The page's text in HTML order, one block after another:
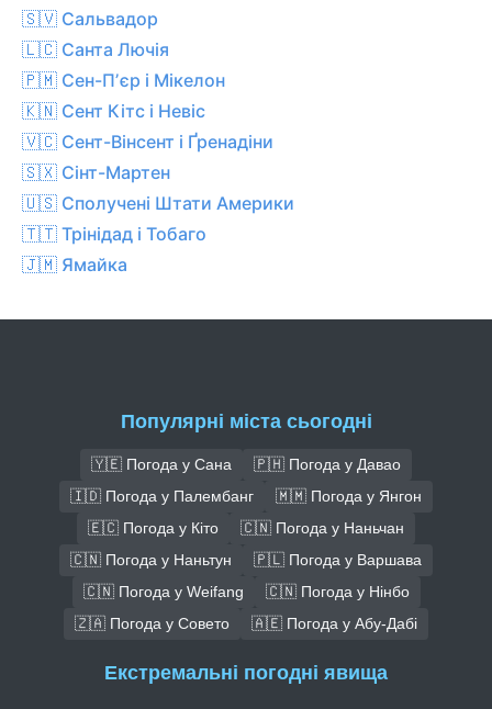
🇸🇻 Сальвадор
🇱🇨 Санта Лючія
🇵🇲 Сен-Пʼєр і Мікелон
🇰🇳 Сент Кітс і Невіс
🇻🇨 Сент-Вінсент і Ґренадіни
🇸🇽 Сінт-Мартен
🇺🇸 Сполучені Штати Америки
🇹🇹 Трінідад і Тобаго
🇯🇲 Ямайка
Популярні міста сьогодні
🇾🇪 Погода у Сана
🇵🇭 Погода у Давао
🇮🇩 Погода у Палембанг
🇲🇲 Погода у Янгон
🇪🇨 Погода у Кіто
🇨🇳 Погода у Наньчан
🇨🇳 Погода у Наньтун
🇵🇱 Погода у Варшава
🇨🇳 Погода у Weifang
🇨🇳 Погода у Нінбо
🇿🇦 Погода у Совето
🇦🇪 Погода у Абу-Дабі
Екстремальні погодні явища